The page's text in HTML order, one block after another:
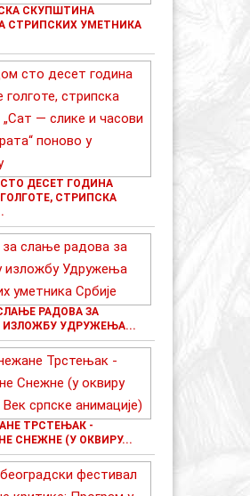
СКУПШТИНА
СТРИПСКИХ УМЕТНИКА
ДЕСЕТ ГОДИНА
СТРИПСКА
РАДОВА ЗА
УДРУЖЕЊА...
ТРСТЕЊАК -
СНЕЖНЕ (У ОКВИРУ...